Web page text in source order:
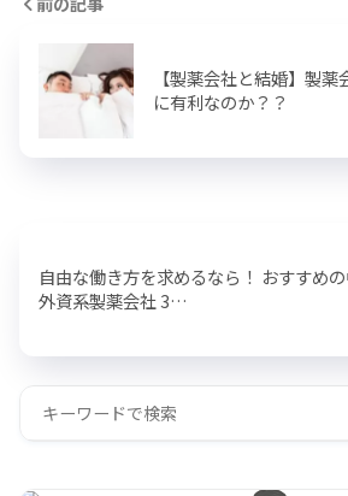
【製薬会社と結婚】製
に有利なのか？？
自由な働き方を求めるなら！ おすすめ
外資系製薬会社 3…